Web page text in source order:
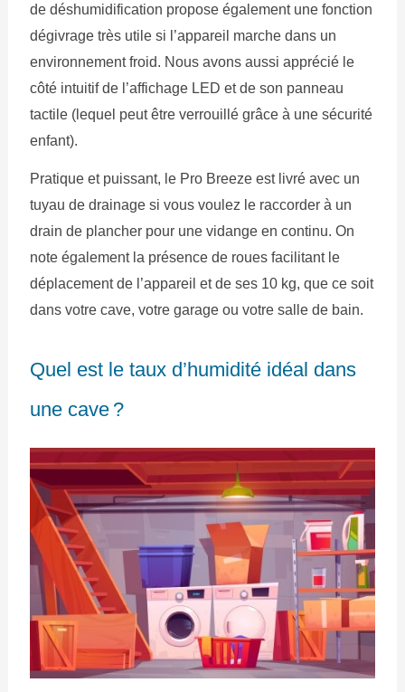
de déshumidification propose également une fonction
dégivrage très utile si l’appareil marche dans un
environnement froid. Nous avons aussi apprécié le
côté intuitif de l’affichage LED et de son panneau
tactile (lequel peut être verrouillé grâce à une sécurité
enfant).
Pratique et puissant, le Pro Breeze est livré avec un
tuyau de drainage si vous voulez le raccorder à un
drain de plancher pour une vidange en continu. On
note également la présence de roues facilitant le
déplacement de l’appareil et de ses 10 kg, que ce soit
dans votre cave, votre garage ou votre salle de bain.
Quel est le taux d’humidité idéal dans
une cave ?